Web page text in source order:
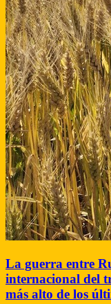
La guerra entre
internacional del
más alto de los